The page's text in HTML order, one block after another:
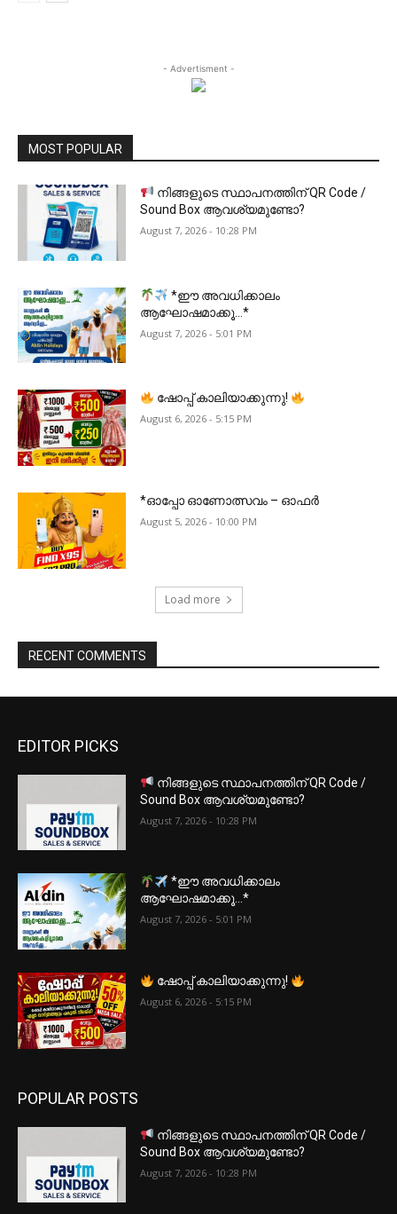
- Advertisment -
MOST POPULAR
നിങ്ങളുടെ സ്ഥാപനത്തിന് QR Code /
Sound Box ആവശ്യമുണ്ടോ?
August 7, 2026 - 10:28 PM
*ഈ അവധിക്കാലം
ആഘോഷമാക്കൂ…*
August 7, 2026 - 5:01 PM
ഷോപ്പ് കാലിയാക്കുന്നു!
August 6, 2026 - 5:15 PM
*ഓപ്പോ ഓണോത്സവം – ഓഫർ
August 5, 2026 - 10:00 PM
Load more
RECENT COMMENTS
EDITOR PICKS
നിങ്ങളുടെ സ്ഥാപനത്തിന് QR Code /
Sound Box ആവശ്യമുണ്ടോ?
August 7, 2026 - 10:28 PM
*ഈ അവധിക്കാലം
ആഘോഷമാക്കൂ…*
August 7, 2026 - 5:01 PM
ഷോപ്പ് കാലിയാക്കുന്നു!
August 6, 2026 - 5:15 PM
POPULAR POSTS
നിങ്ങളുടെ സ്ഥാപനത്തിന് QR Code /
Sound Box ആവശ്യമുണ്ടോ?
August 7, 2026 - 10:28 PM